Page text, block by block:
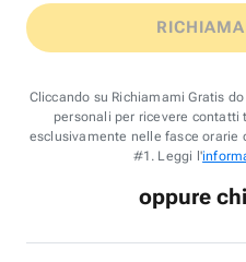
Cliccando su Richiamami Gratis
personali per ricevere
esclusivamente nelle fasce
#1. Leggi l'
oppure